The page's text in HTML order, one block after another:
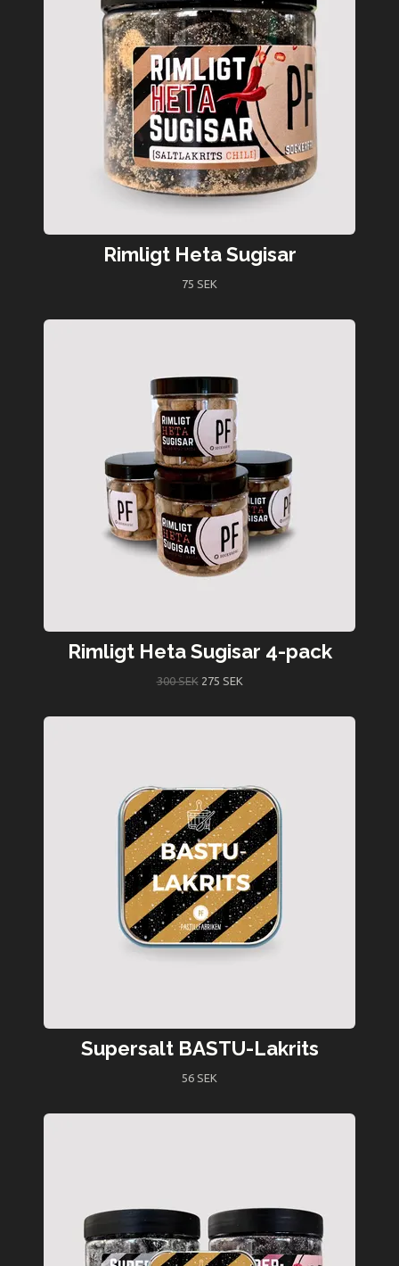
Rimligt Heta Sugisar
75 SEK
Rimligt Heta Sugisar 4-pack
300 SEK 275 SEK
Supersalt BASTU-Lakrits
56 SEK